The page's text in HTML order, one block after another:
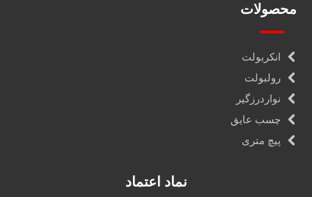
محصولات
انکربولت
رولبولت
نواردرزگیر
چسب عایق
پیچ متری
نماد اعتماد